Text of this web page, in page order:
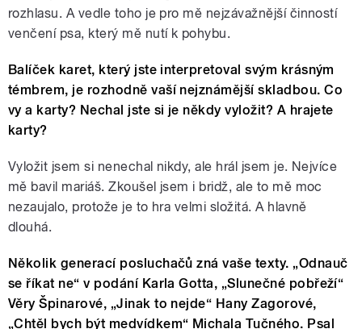
rozhlasu. A vedle toho je pro mě nejzávažnější činností
venčení psa, který mě nutí k pohybu.
Balíček karet, který jste interpretoval svým krásným
témbrem, je rozhodně vaší nejznámější skladbou. Co
vy a karty? Nechal jste si je někdy vyložit? A hrajete
karty?
Vyložit jsem si nenechal nikdy, ale hrál jsem je. Nejvíce
mě bavil mariáš. Zkoušel jsem i bridž, ale to mě moc
nezaujalo, protože je to hra velmi složitá. A hlavně
dlouhá.
Několik generací posluchačů zná vaše texty. „Odnauč
se říkat ne“ v podání Karla Gotta, „Slunečné pobřeží“
Věry Špinarové, „Jinak to nejde“ Hany Zagorové,
„Chtěl bych být medvídkem“ Michala Tučného. Psal